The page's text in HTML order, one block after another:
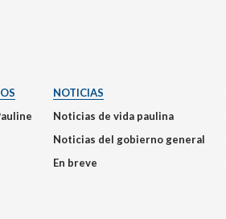
NOTICIAS
Noticias de vida paulina
Noticias del gobierno general
En breve